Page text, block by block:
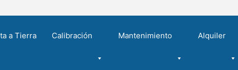
a Tierra Calibración Mantenimiento Alquiler